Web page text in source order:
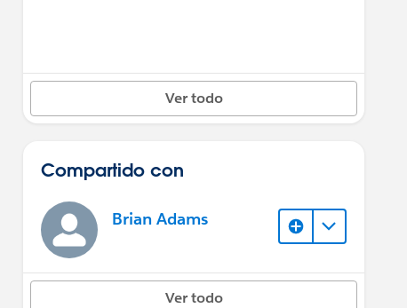
Ver todo
Compartido con
Brian Adams
Ver todo